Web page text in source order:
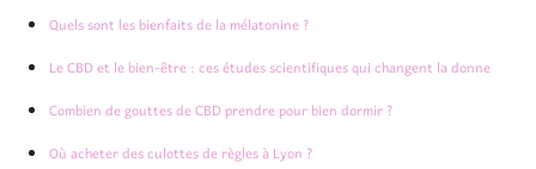
Quels sont les bienfaits de la mélatonine ?
Le CBD et le bien-être : ces études scientifiques qui changent la donne
Combien de gouttes de CBD prendre pour bien dormir ?
Où acheter des culottes de règles à Lyon ?